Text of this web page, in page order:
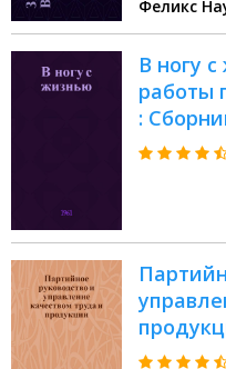
Феликс
В ногу
работы
:
Свердл.